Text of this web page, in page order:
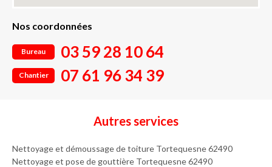
Nos coordonnées
Bureau 03 59 28 10 64
Chantier 07 61 96 34 39
Autres services
Nettoyage et démoussage de toiture Tortequesne 62490
Nettoyage et pose de gouttière Tortequesne 62490